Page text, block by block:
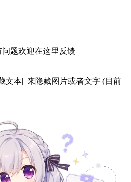
题欢迎在这里反馈
文本|| 来隐藏图片或者文字 (目前